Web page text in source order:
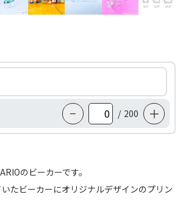
− / 200 ＋
のビーカーです。
たビーカーにオリジナルデザインのプリン